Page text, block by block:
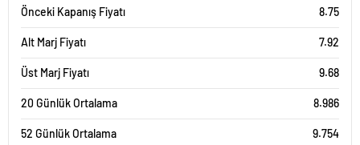
Önceki Kapanış Fiyatı 8.75
Alt Marj Fiyatı 7.92
Üst Marj Fiyatı 9.68
20 Günlük Ortalama 8.986
52 Günlük Ortalama 9.754